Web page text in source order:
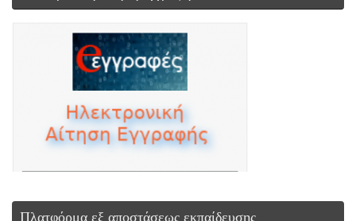
Πλατφόρμα εξ αποστάσεως εκπαίδευσης